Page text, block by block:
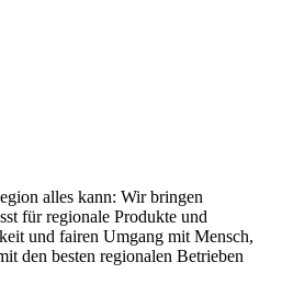
alles kann: Wir bringen
für regionale Produkte und
und fairen Umgang mit Mensch,
den besten regionalen Betrieben